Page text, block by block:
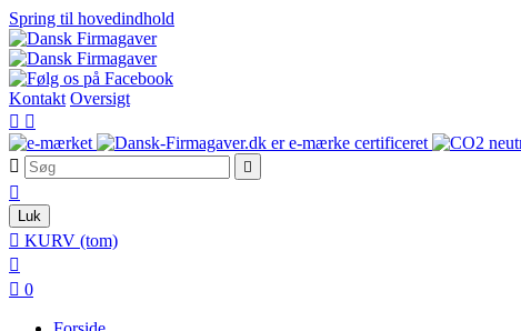
Spring til hovedindhold
Kontakt Oversigt
 
 

Luk
 KURV (tom)

 0